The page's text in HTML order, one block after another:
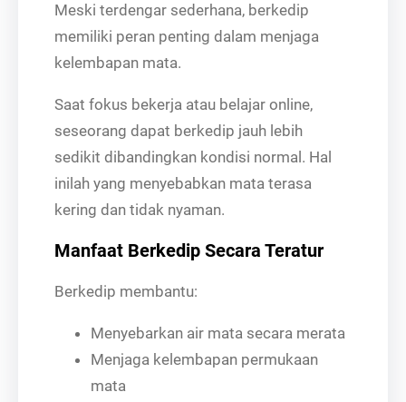
Meski terdengar sederhana, berkedip
memiliki peran penting dalam menjaga
kelembapan mata.
Saat fokus bekerja atau belajar online,
seseorang dapat berkedip jauh lebih
sedikit dibandingkan kondisi normal. Hal
inilah yang menyebabkan mata terasa
kering dan tidak nyaman.
Manfaat Berkedip Secara Teratur
Berkedip membantu:
Menyebarkan air mata secara merata
Menjaga kelembapan permukaan
mata